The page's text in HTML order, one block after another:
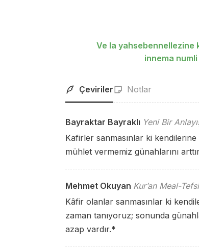
Ve la yahsebennellezine
innema
Çeviriler Notlar
Bayraktar Bayraklı Yeni Bir
Kafirler sanmasınlar ki
mühlet vermemiz günahlarını
Mehmet Okuyan Kur’an Meal-
Kâfir olanlar sanmasınlar ki
zaman tanıyoruz; sonunda
azap vardır.*